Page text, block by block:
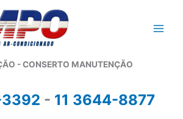
- CONSERTO MANUTENÇÃO
- 11 3644-8877